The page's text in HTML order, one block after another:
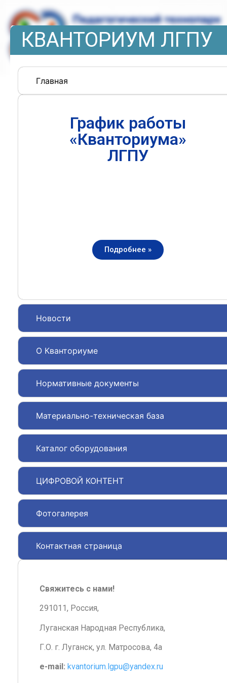
КВАНТОРИУМ ЛГПУ
Главная
Новости
О Кванториуме
Нормативные документы
Материально-техническая база
Каталог оборудования
ЦИФРОВОЙ КОНТЕНТ
Фотогалерея
Контактная страница
График работы
«Кванториума»
ЛГПУ
Подробнее »
Свяжитесь с нами!
291011, Россия,
Луганская Народная Республика,
Г.О. г. Луганск, ул. Матросова, 4а
e-mail: kvantorium.lgpu@yandex.ru